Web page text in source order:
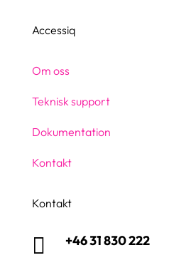
Accessiq
Om oss
Teknisk support
Dokumentation
Kontakt
Kontakt
 +46 31 830 222